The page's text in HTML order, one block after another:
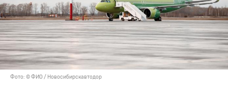
Фото: © ФИО / Новосибирскавтодор